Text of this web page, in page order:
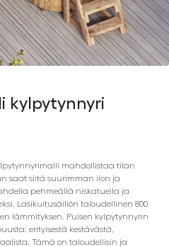
kylpytynnyri
mahdollistaa tilan
saat siitä suurimman ilon ja
pehmeällä niskatuella ja
Lasikuitusäiliön taloudellinen 800
lämmityksen. Puisen kylpytynnyrin
erityisestä kestävästä,
Tämä on taloudellisin ja